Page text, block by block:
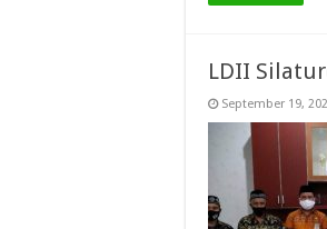
LDII
September 19,